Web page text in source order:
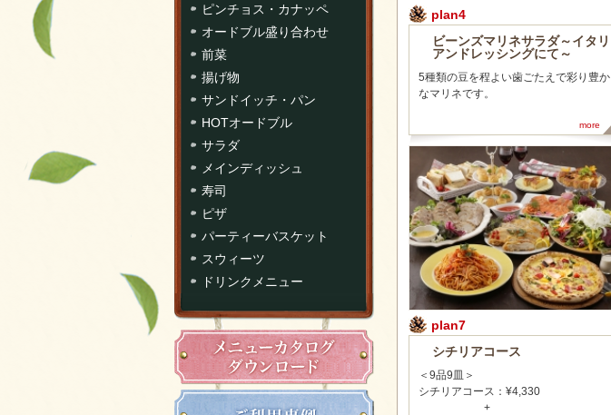
ピンチョス・カナッペ
オードブル盛り合わせ
前菜
揚げ物
サンドイッチ・パン
HOTオードブル
サラダ
メインディッシュ
寿司
ピザ
パーティーバスケット
スウィーツ
ドリンクメニュー
plan4
ビーンズマリネサラダ～イタリ
アンドレッシングにて～
5種類の豆を程よい歯ごたえで彩り豊か
なマリネです。
more
plan7
シチリアコース
＜9品9皿＞
シチリアコース：¥4,330
+